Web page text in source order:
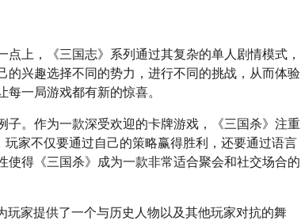
上，《三国志》系列通过其复杂的单人剧情模式，
兴趣选择不同的势力，进行不同的挑战，从而体验
一局游戏都有新的惊喜。
。作为一款深受欢迎的卡牌游戏，《三国杀》注重
家不仅要通过自己的策略赢得胜利，还要通过语言
得《三国杀》成为一款非常适合聚会和社交场合的
玩家提供了一个与历史人物以及其他玩家对抗的舞